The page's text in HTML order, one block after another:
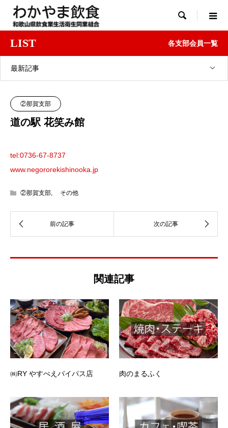

LIST 各支部会員一覧
最新記事
②那賀支部
道の駅 花笑み館
tel:0736-67-8737
www.negororekishinooka.jp
②那賀支部, その他
関連記事
㈱RY やすべえバイパス店 肉のまるふく